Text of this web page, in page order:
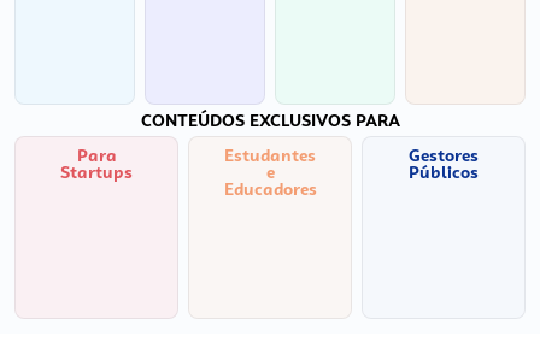
CONTEÚDOS EXCLUSIVOS PARA
Para
Startups
Estudantes
e
Educadores
Gestores
Públicos